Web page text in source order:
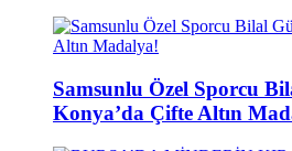
Samsunlu Özel Sporcu
Konya’da Çifte Altın